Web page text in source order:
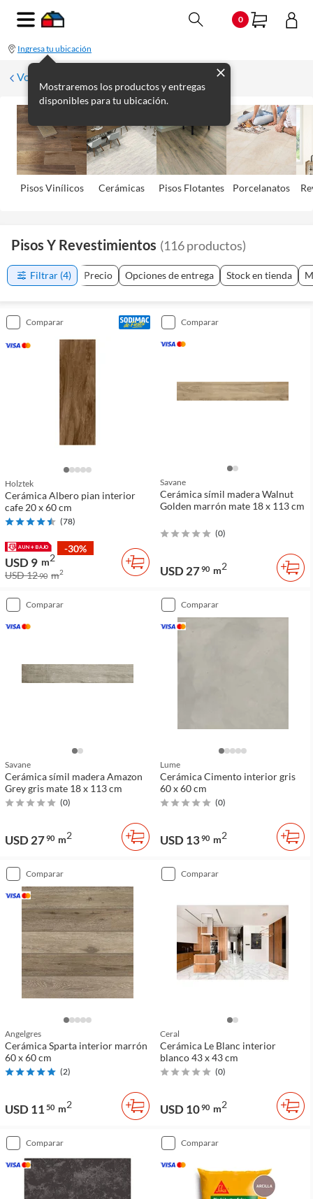
0
Ingresa tu ubicación
Mostraremos los productos y entregas
disponibles para tu ubicación.
Volver
Pisos Viní­licos Cerámicas Pisos Flotantes Porcelanatos
Pisos Y Revestimientos (116productos)
Filtrar (4) Precio Opciones de entrega Stock en tienda
comparar
Holztek
Cerámica Albero pian interior
cafe 20 x 60 cm
(78)
-30%
USD 9 m2
USD 1290 m2
comparar
Savane
Cerámica símil madera Walnut
Golden marrón mate 18 x 113 cm
(0)
USD 2790 m2
comparar
Savane
Cerámica símil madera Amazon
Grey gris mate 18 x 113 cm
(0)
USD 2790 m2
comparar
Lume
Cerámica Cimento interior gris
60 x 60 cm
(0)
USD 1390 m2
comparar
Angelgres
Cerámica Sparta interior marrón
60 x 60 cm
(2)
USD 11 50 m2
comparar
Ceral
Cerámica Le Blanc interior
blanco 43 x 43 cm
(0)
USD 1090 m2
comparar comparar